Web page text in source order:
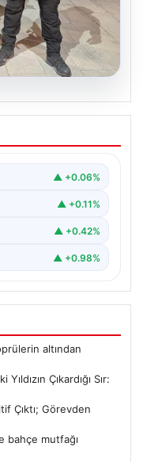
Timinde İki
Teröristin
başarısız
▲ +0.06%
▲ +0.11%
▲ +0.42%
▲ +0.98%
altından
Çıkardığı Sır:
Çıktı; Görevden
bahçe mutfağı